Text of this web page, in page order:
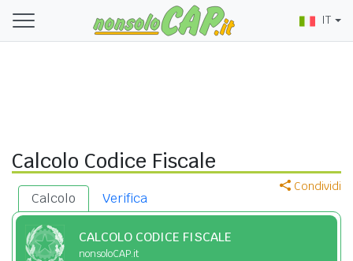
IT
Calcolo Codice Fiscale
Condividi
Calcolo Verifica
CALCOLO CODICE FISCALE
nonsoloCAP.it